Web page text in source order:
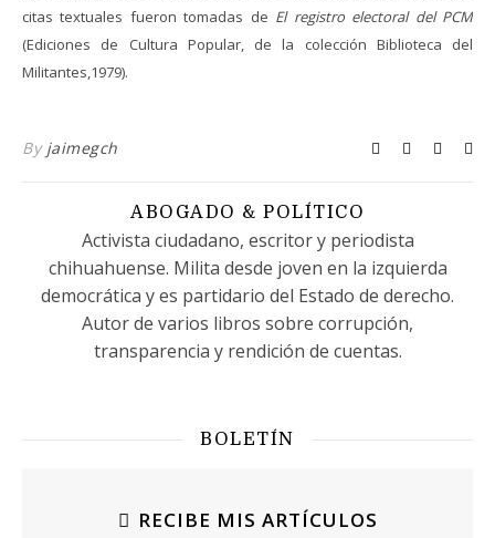
citas textuales fueron tomadas de El registro electoral del PCM
(Ediciones de Cultura Popular, de la colección Biblioteca del
Militantes,1979).
By jaimegch
ABOGADO & POLÍTICO
Activista ciudadano, escritor y periodista
chihuahuense. Milita desde joven en la izquierda
democrática y es partidario del Estado de derecho.
Autor de varios libros sobre corrupción,
transparencia y rendición de cuentas.
BOLETÍN
RECIBE MIS ARTÍCULOS